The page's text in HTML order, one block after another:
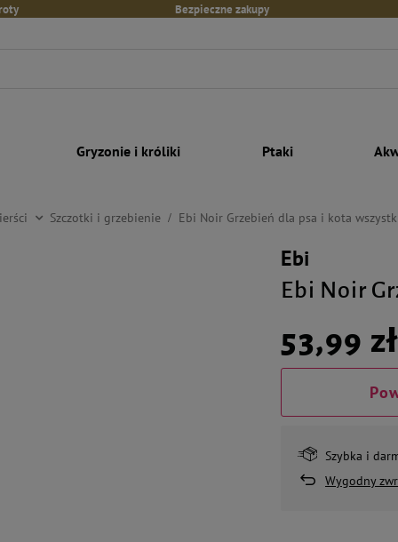
Bezpieczne zakupy
Gryzonie i króliki Ptaki
Szczotki i grzebienie Ebi Noir Grzebień dla psa i kota
Ebi
Ebi Noir
53,99 zł
Szybka i
Wygodny